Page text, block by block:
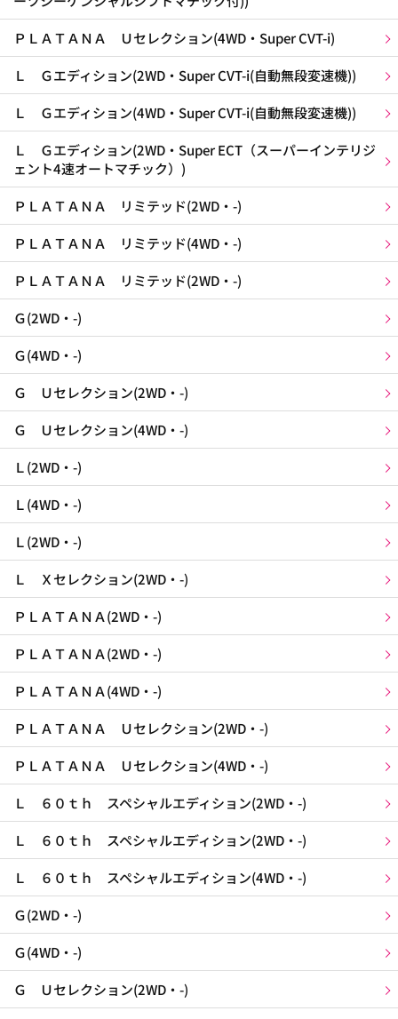
ＰＬＡＴＡＮＡ Ｕセレクション(4WD・Super CVT-i)
Ｌ Ｇエディション(2WD・Super CVT-i(自動無段変速機))
Ｌ Ｇエディション(4WD・Super CVT-i(自動無段変速機))
Ｌ Ｇエディション(2WD・Super ECT（スーパーインテリジ
ェント4速オートマチック）)
ＰＬＡＴＡＮＡ リミテッド(2WD・-)
ＰＬＡＴＡＮＡ リミテッド(4WD・-)
ＰＬＡＴＡＮＡ リミテッド(2WD・-)
Ｇ(2WD・-)
Ｇ(4WD・-)
Ｇ Ｕセレクション(2WD・-)
Ｇ Ｕセレクション(4WD・-)
Ｌ(2WD・-)
Ｌ(4WD・-)
Ｌ(2WD・-)
Ｌ Ｘセレクション(2WD・-)
ＰＬＡＴＡＮＡ(2WD・-)
ＰＬＡＴＡＮＡ(2WD・-)
ＰＬＡＴＡＮＡ(4WD・-)
ＰＬＡＴＡＮＡ Ｕセレクション(2WD・-)
ＰＬＡＴＡＮＡ Ｕセレクション(4WD・-)
Ｌ ６０ｔｈ スペシャルエディション(2WD・-)
Ｌ ６０ｔｈ スペシャルエディション(2WD・-)
Ｌ ６０ｔｈ スペシャルエディション(4WD・-)
Ｇ(2WD・-)
Ｇ(4WD・-)
Ｇ Ｕセレクション(2WD・-)